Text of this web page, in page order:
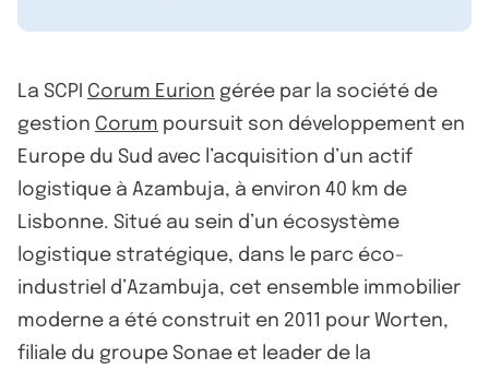
La SCPI Corum Eurion gérée par la société de
gestion Corum poursuit son développement en
Europe du Sud avec l’acquisition d’un actif
logistique à Azambuja, à environ 40 km de
Lisbonne. Situé au sein d’un écosystème
logistique stratégique, dans le parc éco-
industriel d’Azambuja, cet ensemble immobilier
moderne a été construit en 2011 pour Worten,
filiale du groupe Sonae et leader de la